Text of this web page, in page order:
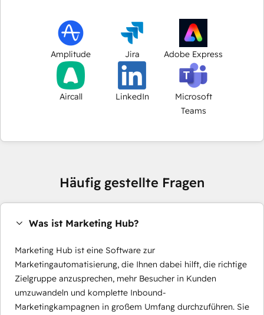
Amplitude Jira Adobe Express
Aircall LinkedIn
Microsoft
Teams
Häufig gestellte Fragen
Was ist Marketing Hub?
Marketing Hub ist eine Software zur
Marketingautomatisierung, die Ihnen dabei hilft, die richtige
Zielgruppe anzusprechen, mehr Besucher in Kunden
umzuwandeln und komplette Inbound-
Marketingkampagnen in großem Umfang durchzuführen. Sie